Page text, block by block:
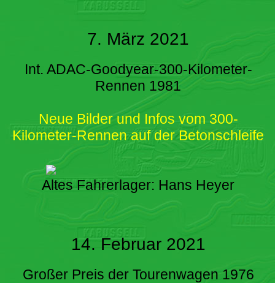
7. März 2021
Int. ADAC-Goodyear-300-Kilometer-
Rennen 1981
Neue Bilder und Infos vom 300-
Kilometer-Rennen auf der Betonschleife
Altes Fahrerlager: Hans Heyer
14. Februar 2021
Großer Preis der Tourenwagen 1976